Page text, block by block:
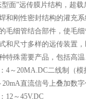
型面”远传膜片结构，超
和刚性密封结构的灌充
毛细管结合部件，使毛
和尺寸多样的远传装置
特殊需要产品，包括高
4～20MA.DC二线制（模
20mA直流信号上叠加数
12～45V.DC